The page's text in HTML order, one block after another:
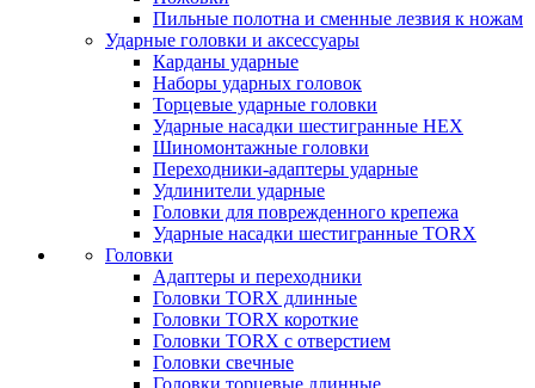
Пильные полотна и сменные лезвия к ножам
Ударные головки и аксессуары
Карданы ударные
Наборы ударных головок
Торцевые ударные головки
Ударные насадки шестигранные HEX
Шиномонтажные головки
Переходники-адаптеры ударные
Удлинители ударные
Головки для поврежденного крепежа
Ударные насадки шестигранные TORX
Головки
Адаптеры и переходники
Головки TORX длинные
Головки TORX короткие
Головки TORX с отверстием
Головки свечные
Головки торцевые длинные